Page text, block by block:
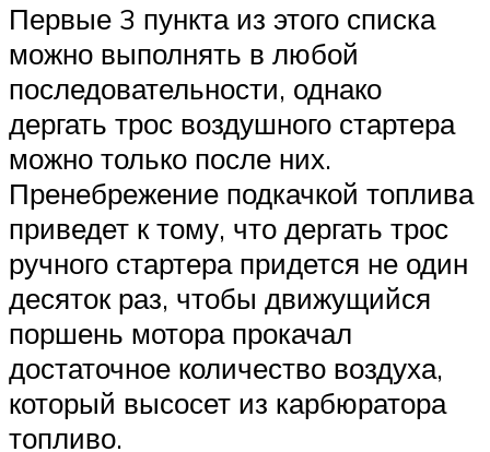
Первые 3 пункта из этого списка
можно выполнять в любой
последовательности, однако
дергать трос воздушного стартера
можно только после них.
Пренебрежение подкачкой топлива
приведет к тому, что дергать трос
ручного стартера придется не один
десяток раз, чтобы движущийся
поршень мотора прокачал
достаточное количество воздуха,
который высосет из карбюратора
топливо.